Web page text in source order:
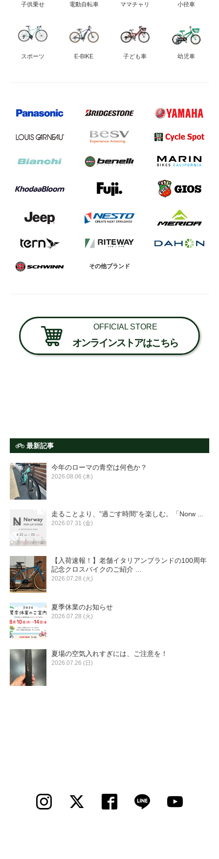
法人様
法人様向け割引
個人情報保護
子供乗せ 電動自転車 ママチャリ 小径車
スポーツ E-BIKE 子ども車 幼児車
その他ブランド
OFFICIAL STORE
オンラインストアはこちら
最新記事
今年のローマの青空は何色か？
2026.08.06 (木)
走ることより、”過ごす時間”を楽しむ。「Norw ...
2026.07.31 (金)
【入荷速報！】老舗イタリアンブランドの100周年
記念クロスバイクのご紹介 ...
2026.07.28 (火)
夏季休業のお知らせ
2026.07.28 (火)
夏場の空気入れすぎには、ご注意を！
2026.07.26 (日)